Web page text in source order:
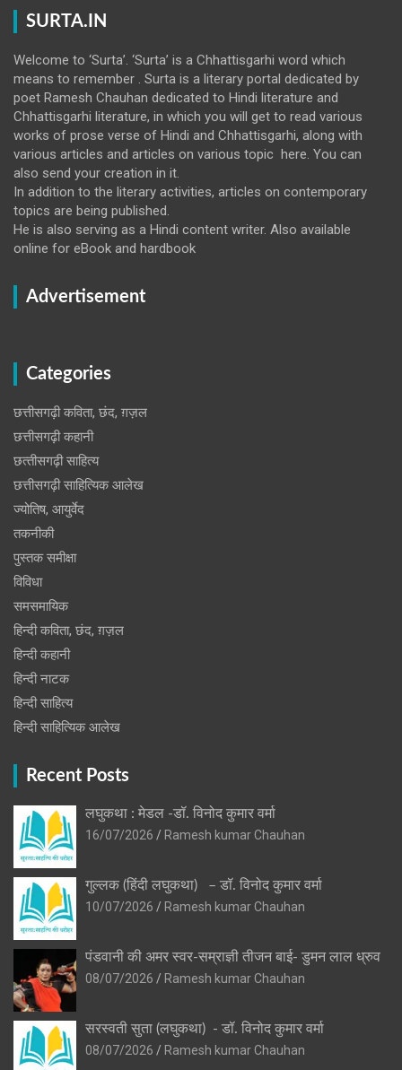
SURTA.IN
Welcome to ‘Surta’. ‘Surta’ is a Chhattisgarhi word which
means to remember . Surta is a literary portal dedicated by
poet Ramesh Chauhan dedicated to Hindi literature and
Chhattisgarhi literature, in which you will get to read various
works of prose verse of Hindi and Chhattisgarhi, along with
various articles and articles on various topic here. You can
also send your creation in it.
In addition to the literary activities, articles on contemporary
topics are being published.
He is also serving as a Hindi content writer. Also available
online for eBook and hardbook
Advertisement
Categories
छत्तीसगढ़ी कविता, छंद, ग़ज़ल
छत्तीसगढ़ी कहानी
छत्‍तीसगढ़ी साहित्‍य
छत्तीसगढ़ी साहित्यिक आलेख
ज्योतिष, आयुर्वेद
तकनीकी
पुस्‍तक समीक्षा
विविधा
समसमायिक
हिन्दी कविता, छंद, ग़ज़ल
हिन्दी कहानी
हिन्‍दी नाटक
हिन्दी साहित्य
हिन्दी साहित्यिक आलेख
Recent Posts
लघुकथा : मेडल -डॉ. विनोद कुमार वर्मा
16/07/2026
Ramesh kumar Chauhan
गुल्लक (हिंदी लघुकथा) – डॉ. विनोद कुमार वर्मा
10/07/2026
Ramesh kumar Chauhan
पंडवानी की अमर स्वर-सम्राज्ञी तीजन बाई- डुमन लाल ध्रुव
08/07/2026
Ramesh kumar Chauhan
सरस्वती सुता (लघुकथा) ​- डॉ. विनोद कुमार वर्मा
08/07/2026
Ramesh kumar Chauhan